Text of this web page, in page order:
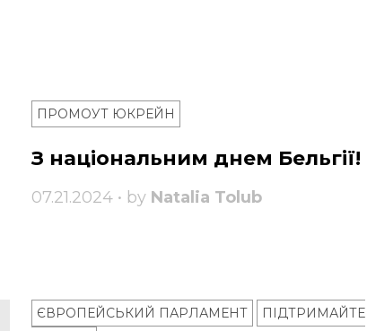
ПРОМОУТ ЮКРЕЙН
З національним днем ​​Бельгії!
07.21.2024 • by Natalia Tolub
ЄВРОПЕЙСЬКИЙ ПАРЛАМЕНТ
ПІДТРИМАЙТЕ